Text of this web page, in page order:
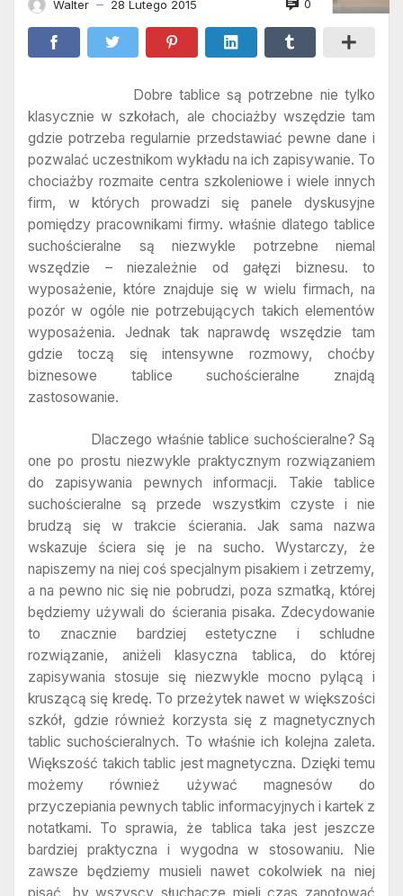
Walter — 28 Lutego 2015 0
Dobre tablice są potrzebne nie tylko
klasycznie w szkołach, ale chociażby wszędzie tam
gdzie potrzeba regularnie przedstawiać pewne dane i
pozwalać uczestnikom wykładu na ich zapisywanie. To
chociażby rozmaite centra szkoleniowe i wiele innych
firm, w których prowadzi się panele dyskusyjne
pomiędzy pracownikami firmy. właśnie dlatego tablice
suchościeralne są niezwykle potrzebne niemal
wszędzie – niezależnie od gałęzi biznesu. to
wyposażenie, które znajduje się w wielu firmach, na
pozór w ogóle nie potrzebujących takich elementów
wyposażenia. Jednak tak naprawdę wszędzie tam
gdzie toczą się intensywne rozmowy, choćby
biznesowe tablice suchościeralne znajdą
zastosowanie.
Dlaczego właśnie tablice suchościeralne? Są
one po prostu niezwykle praktycznym rozwiązaniem
do zapisywania pewnych informacji. Takie tablice
suchościeralne są przede wszystkim czyste i nie
brudzą się w trakcie ścierania. Jak sama nazwa
wskazuje ściera się je na sucho. Wystarczy, że
napiszemy na niej coś specjalnym pisakiem i zetrzemy,
a na pewno nic się nie pobrudzi, poza szmatką, której
będziemy używali do ścierania pisaka. Zdecydowanie
to znacznie bardziej estetyczne i schludne
rozwiązanie, aniżeli klasyczna tablica, do której
zapisywania stosuje się niezwykle mocno pylącą i
kruszącą się kredę. To przeżytek nawet w większości
szkół, gdzie również korzysta się z magnetycznych
tablic suchościeralnych. To właśnie ich kolejna zaleta.
Większość takich tablic jest magnetyczna. Dzięki temu
możemy również używać magnesów do
przyczepiania pewnych tablic informacyjnych i kartek z
notatkami. To sprawia, że tablica taka jest jeszcze
bardziej praktyczna i wygodna w stosowaniu. Nie
zawsze będziemy musieli nawet cokolwiek na niej